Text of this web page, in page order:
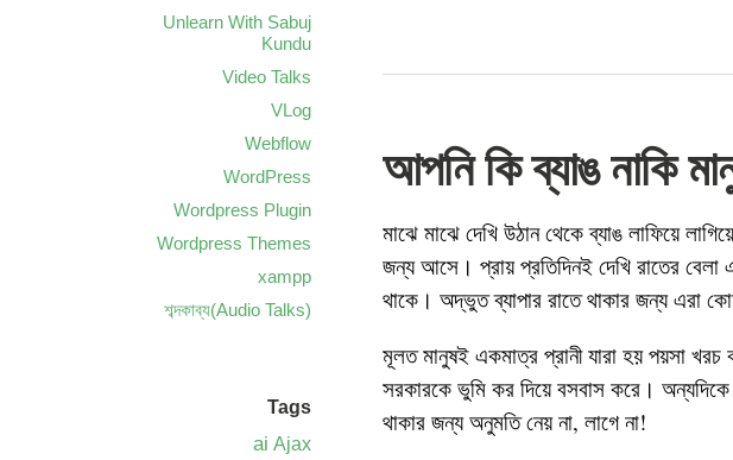
আপনি কি ব্যাঙ নাকি
মাঝে মাঝে দেখি উঠান থেকে ব্যাঙ লাফিয়ে
জন্য আসে। প্রায় প্রতিদিনই দেখি রাতের
থাকে। অদ্ভুত ব্যাপার রাতে থাকার জন্য এরা
মূলত মানুষই একমাত্র প্রানী যারা হয় পয়সা খরচ
সরকারকে ভুমি কর দিয়ে বসবাস করে।
থাকার জন্য অনুমতি নেয় না, লাগে না!
Unlearn With Sabuj
Kundu
Video Talks
VLog
Webflow
WordPress
Wordpress Plugin
Wordpress Themes
xampp
শব্দকাব্য(Audio Talks)
Tags
ai Ajax